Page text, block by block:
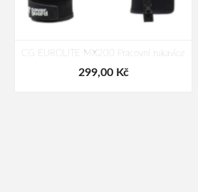
CG EUROLITE MX200 Pracovní rukavice
299,00 Kč